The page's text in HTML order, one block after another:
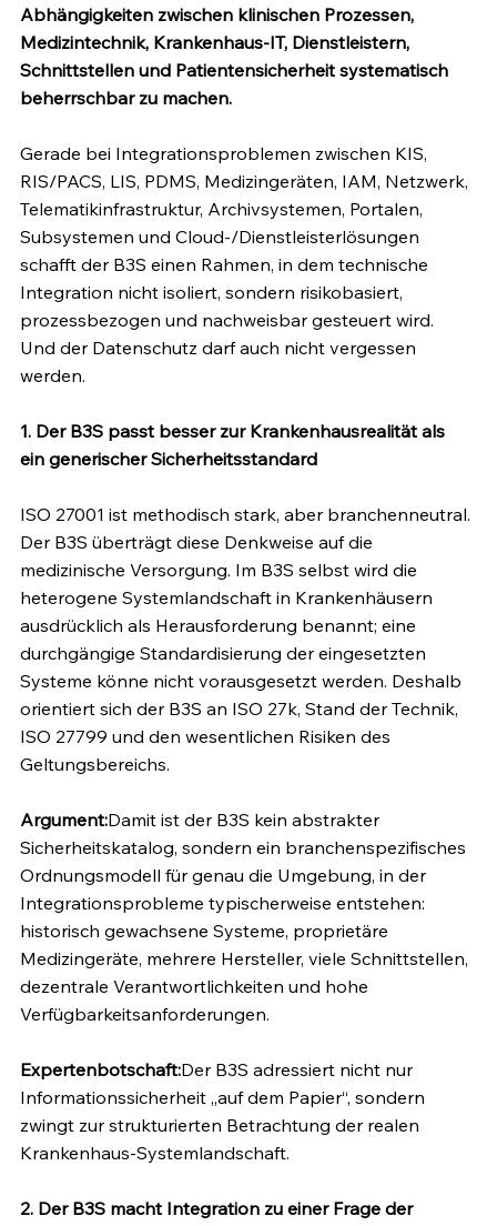
Abhängigkeiten zwischen klinischen Prozessen,
Medizintechnik, Krankenhaus-IT, Dienstleistern,
Schnittstellen und Patientensicherheit systematisch
beherrschbar zu machen.
Gerade bei Integrationsproblemen zwischen KIS,
RIS/PACS, LIS, PDMS, Medizingeräten, IAM, Netzwerk,
Telematikinfrastruktur, Archivsystemen, Portalen,
Subsystemen und Cloud-/Dienstleisterlösungen
schafft der B3S einen Rahmen, in dem technische
Integration nicht isoliert, sondern risikobasiert,
prozessbezogen und nachweisbar gesteuert wird.
Und der Datenschutz darf auch nicht vergessen
werden.
1. Der B3S passt besser zur Krankenhausrealität als
ein generischer Sicherheitsstandard
ISO 27001 ist methodisch stark, aber branchenneutral.
Der B3S überträgt diese Denkweise auf die
medizinische Versorgung. Im B3S selbst wird die
heterogene Systemlandschaft in Krankenhäusern
ausdrücklich als Herausforderung benannt; eine
durchgängige Standardisierung der eingesetzten
Systeme könne nicht vorausgesetzt werden. Deshalb
orientiert sich der B3S an ISO 27k, Stand der Technik,
ISO 27799 und den wesentlichen Risiken des
Geltungsbereichs.
Argument:Damit ist der B3S kein abstrakter
Sicherheitskatalog, sondern ein branchenspezifisches
Ordnungsmodell für genau die Umgebung, in der
Integrationsprobleme typischerweise entstehen:
historisch gewachsene Systeme, proprietäre
Medizingeräte, mehrere Hersteller, viele Schnittstellen,
dezentrale Verantwortlichkeiten und hohe
Verfügbarkeitsanforderungen.
Expertenbotschaft:Der B3S adressiert nicht nur
Informationssicherheit „auf dem Papier“, sondern
zwingt zur strukturierten Betrachtung der realen
Krankenhaus-Systemlandschaft.
2. Der B3S macht Integration zu einer Frage der